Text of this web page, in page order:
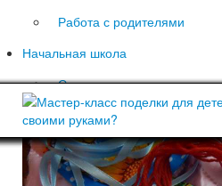
Работа с родителями
Начальная школа
Сценарии праздников в
начальной школе
1 сентября - День знаний
День Учителя
Праздник осени
Новый год, Рождество